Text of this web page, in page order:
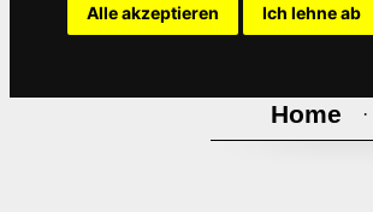
Alle akzeptieren Ich lehne ab
Home ·